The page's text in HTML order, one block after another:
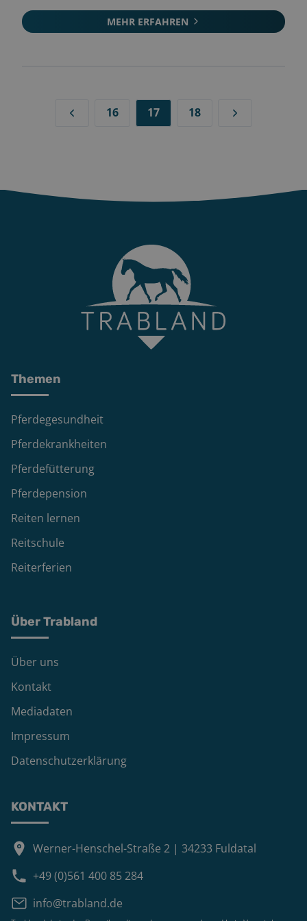
MEHR ERFAHREN
16 17 18
Themen
Pferdegesundheit
Pferdekrankheiten
Pferdefütterung
Pferdepension
Reiten lernen
Reitschule
Reiterferien
Über Trabland
Über uns
Kontakt
Mediadaten
Impressum
Datenschutzerklärung
KONTAKT
Werner-Henschel-Straße 2 | 34233 Fuldatal
+49 (0)561 400 85 284
info@trabland.de